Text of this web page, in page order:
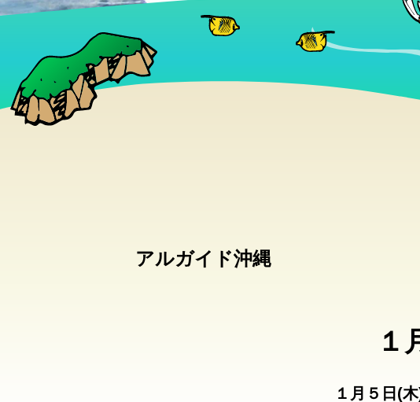
アルガイド沖縄
１月５日(